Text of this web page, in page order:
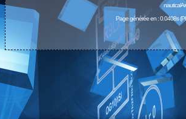
Page générée en : 0.0408s